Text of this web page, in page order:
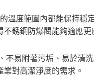
溫度範圍內都能保持穩
銹鋼防爆閥能夠適應更
不易附著污垢、易於清
對高潔淨度的需求。